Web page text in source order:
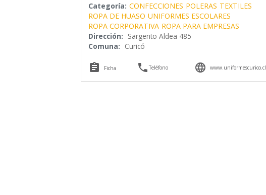
Categoría: CONFECCIONES POLERAS TEXTILES
ROPA DE HUASO UNIFORMES ESCOLARES
ROPA CORPORATIVA ROPA PARA EMPRESAS
Dirección: Sargento Aldea 485
Comuna: Curicó
 Ficha Teléfono  www.uniformescurico.cl